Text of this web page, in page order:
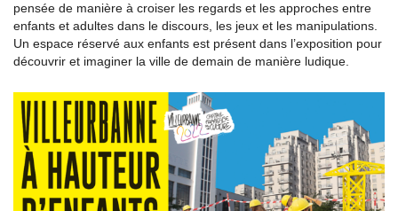
pensée de manière à croiser les regards et les approches entre
enfants et adultes dans le discours, les jeux et les manipulations.
Un espace réservé aux enfants est présent dans l’exposition pour
découvrir et imaginer la ville de demain de manière ludique.